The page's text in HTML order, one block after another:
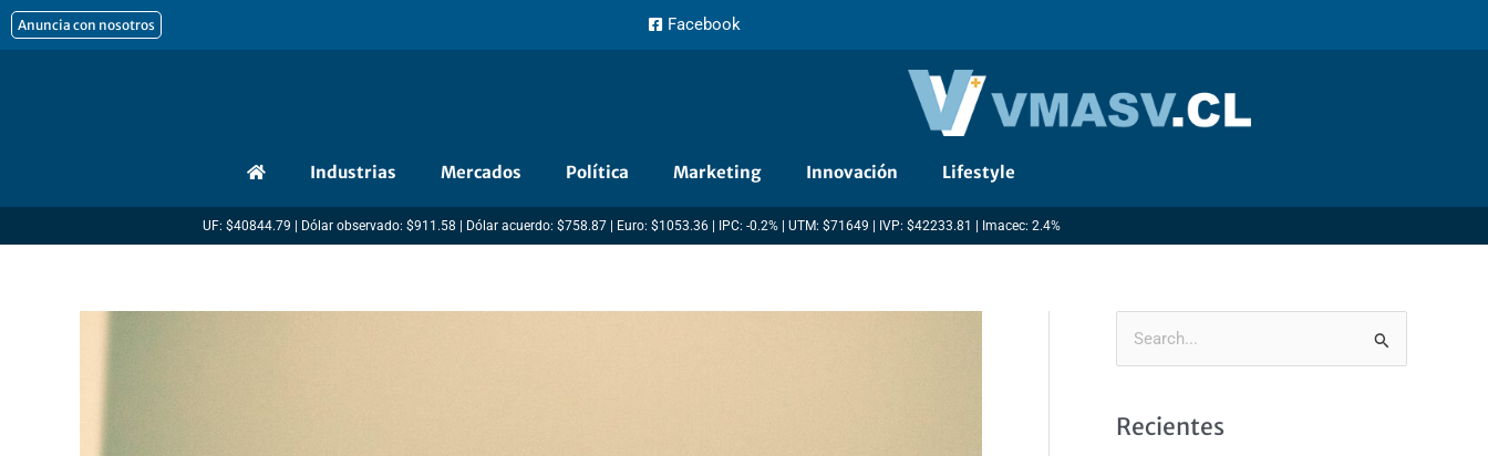
al
Anuncia con nosotros Facebook
Industrias Mercados Política Marketing Innovación Lifestyle
UF: $40844.79 | Dólar observado: $911.58 | Dólar acuerdo: $758.87 | Euro: $1053.36 | IPC: -0.2% | UTM: $71649 | IVP: $42233.81 | Imacec: 2.4%
Recientes